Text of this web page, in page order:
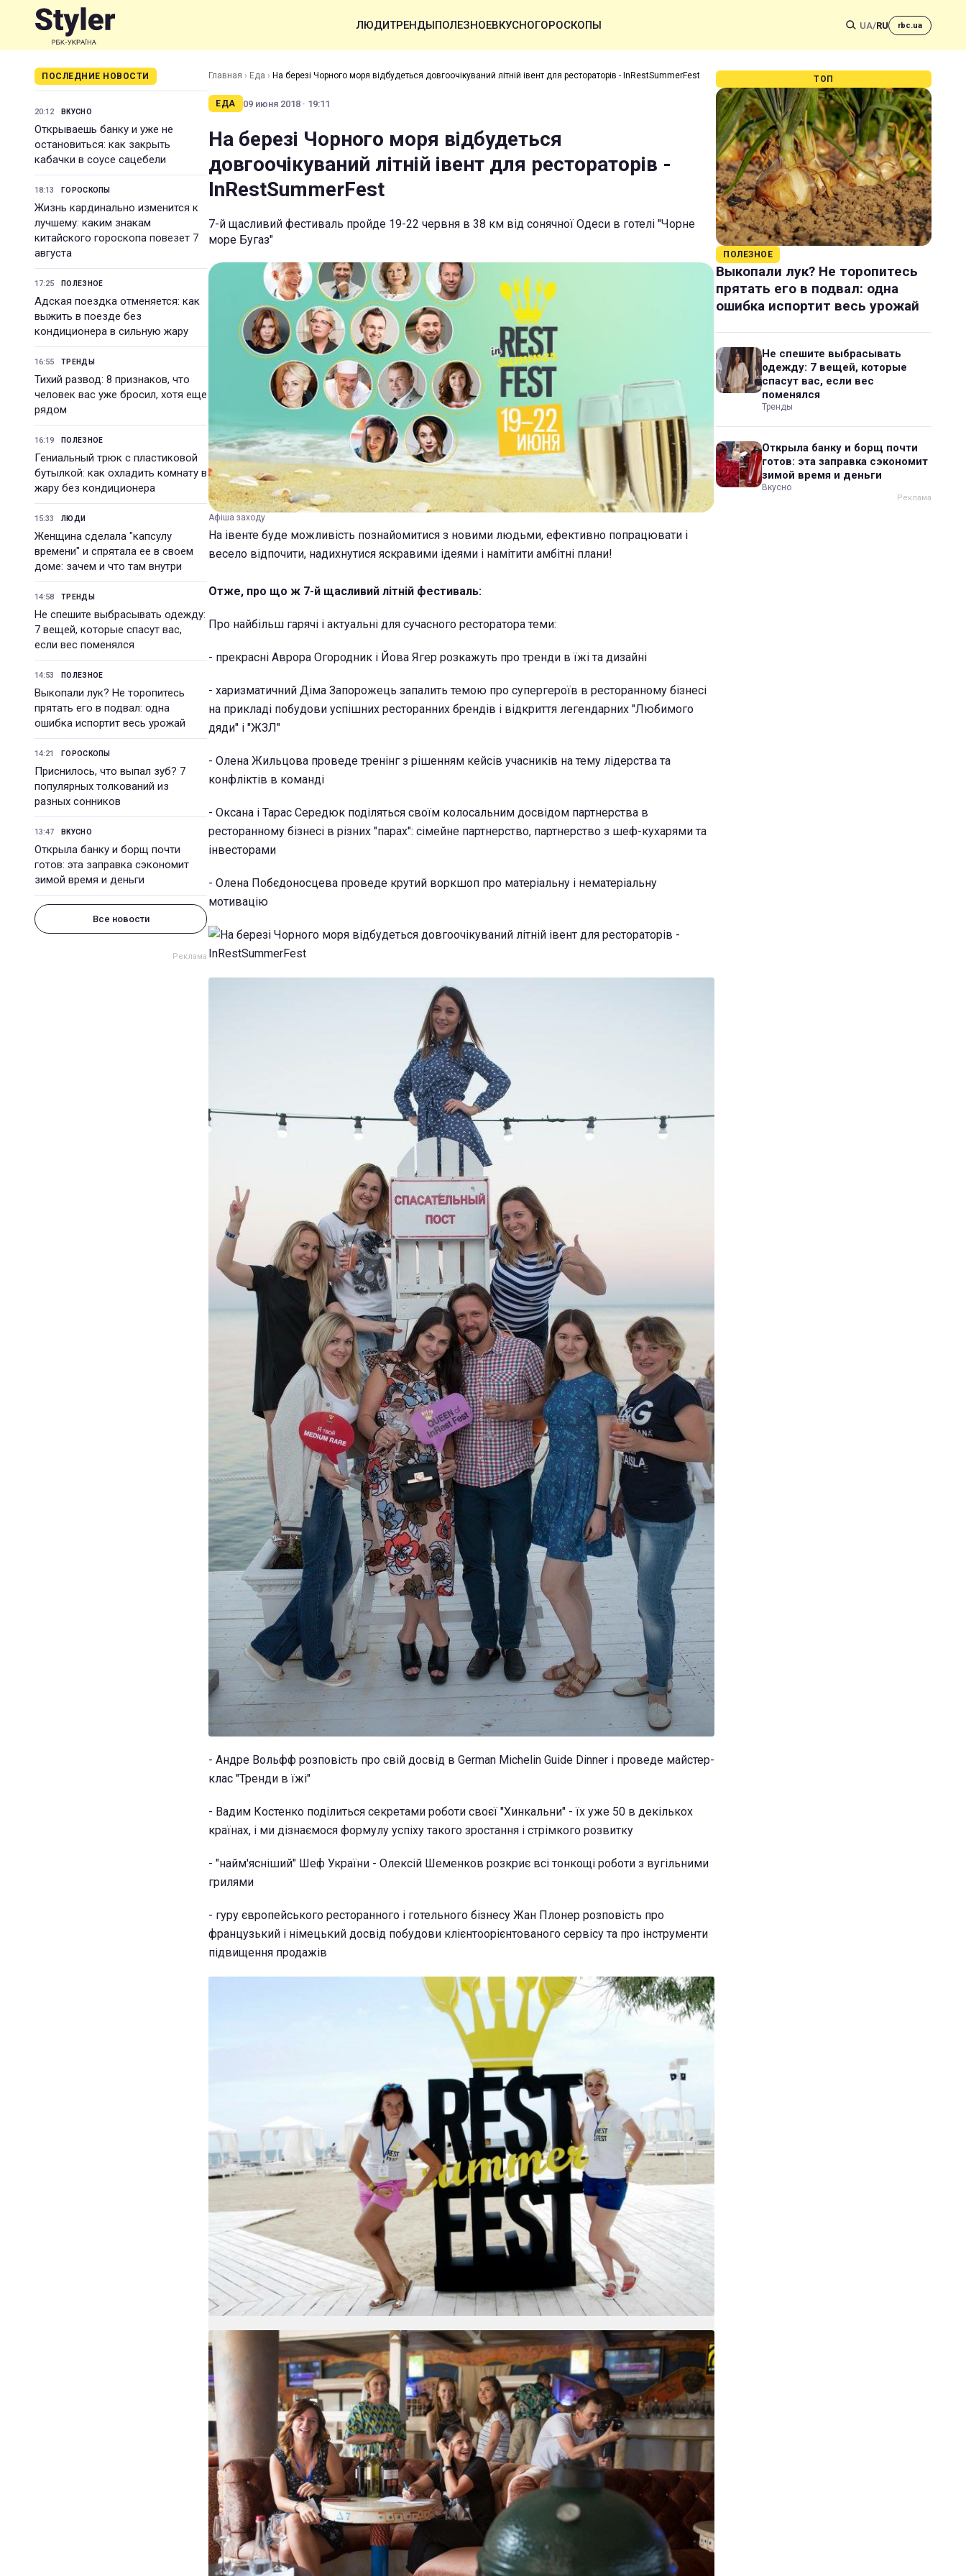
ЛЮДИТРЕНДЫПОЛЕЗНОЕВКУСНОГОРОСКОПЫ UA/RU rbc.ua
ПОСЛЕДНИЕ НОВОСТИ
20:12 ВКУСНО
Открываешь банку и уже не
остановиться: как закрыть
кабачки в соусе сацебели
18:13 ГОРОСКОПЫ
Жизнь кардинально изменится к
лучшему: каким знакам
китайского гороскопа повезет 7
августа
17:25 ПОЛЕЗНОЕ
Адская поездка отменяется: как
выжить в поезде без
кондиционера в сильную жару
16:55 ТРЕНДЫ
Тихий развод: 8 признаков, что
человек вас уже бросил, хотя еще
рядом
16:19 ПОЛЕЗНОЕ
Гениальный трюк с пластиковой
бутылкой: как охладить комнату в
жару без кондиционера
15:33 ЛЮДИ
Женщина сделала "капсулу
времени" и спрятала ее в своем
доме: зачем и что там внутри
14:58 ТРЕНДЫ
Не спешите выбрасывать одежду:
7 вещей, которые спасут вас,
если вес поменялся
14:53 ПОЛЕЗНОЕ
Выкопали лук? Не торопитесь
прятать его в подвал: одна
ошибка испортит весь урожай
14:21 ГОРОСКОПЫ
Приснилось, что выпал зуб? 7
популярных толкований из
разных сонников
13:47 ВКУСНО
Открыла банку и борщ почти
готов: эта заправка сэкономит
зимой время и деньги
Все новости
Главная › Еда › На березі Чорного моря відбудеться довгоочікуваний літній івент для рестораторів - InRestSummerFest
ЕДА 09 июня 2018 · 19:11
На березі Чорного моря відбудеться
довгоочікуваний літній івент для рестораторів -
InRestSummerFest
7-й щасливий фестиваль пройде 19-22 червня в 38 км від сонячної Одеси в готелі "Чорне
море Бугаз"
Афіша заходу
На івенте буде можливість познайомитися з новими людьми, ефективно попрацювати і
весело відпочити, надихнутися яскравими ідеями і намітити амбітні плани!
Отже, про що ж 7-й щасливий літній фестиваль:
Про найбільш гарячі і актуальні для сучасного ресторатора теми:
- прекрасні Аврора Огородник і Йова Ягер розкажуть про тренди в їжі та дизайні
- харизматичний Діма Запорожець запалить темою про супергероїв в ресторанному бізнесі
на прикладі побудови успішних ресторанних брендів і відкриття легендарних "Любимого
дяди" і "ЖЗЛ"
- Олена Жильцова проведе тренінг з рішенням кейсів учасників на тему лідерства та
конфліктів в команді
- Оксана і Тарас Середюк поділяться своїм колосальним досвідом партнерства в
ресторанному бізнесі в різних "парах": сімейне партнерство, партнерство з шеф-кухарями та
інвесторами
- Олена Побєдоносцева проведе крутий воркшоп про матеріальну і нематеріальну
мотивацію
- Андре Вольфф розповість про свій досвід в German Michelin Guide Dinner і проведе майстер-
клас "Тренди в їжі"
- Вадим Костенко поділиться секретами роботи своєї "Хинкальни" - їх уже 50 в декількох
країнах, і ми дізнаємося формулу успіху такого зростання і стрімкого розвитку
- "найм'ясніший" Шеф України - Олексій Шеменков розкриє всі тонкощі роботи з вугільними
грилями
- гуру європейського ресторанного і готельного бізнесу Жан Плонер розповість про
французький і німецький досвід побудови клієнтоорієнтованого сервісу та про інструменти
підвищення продажів
ТОП
ПОЛЕЗНОЕ
Выкопали лук? Не торопитесь
прятать его в подвал: одна
ошибка испортит весь урожай
Не спешите выбрасывать
одежду: 7 вещей, которые
спасут вас, если вес
поменялся
Тренды
Открыла банку и борщ почти
готов: эта заправка сэкономит
зимой время и деньги
Вкусно